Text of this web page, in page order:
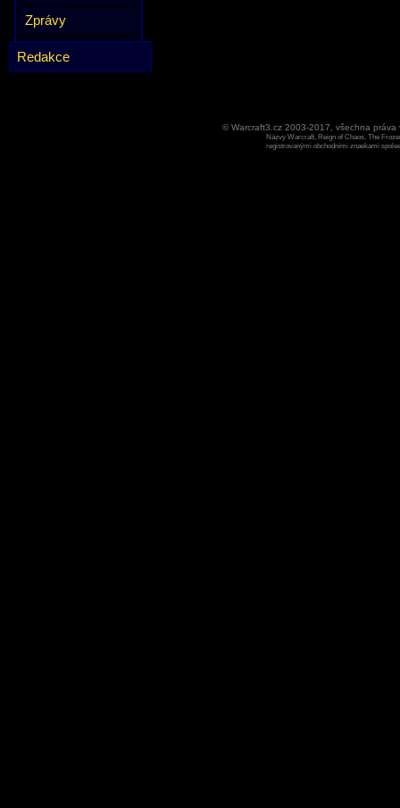
Zprávy
Redakce
© Warcraft3.cz 2003-2017, všechna
Názvy Warcraft, Reign of Chaos, The
registrovanými obchodními znaekami